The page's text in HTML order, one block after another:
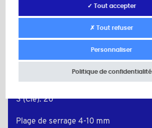
Couleur: gris RAL 7035
Matière: Polyamide (PA)
l: 12,0
S (Clé): 20
Plage de serrage 4-10 mm
✓ Tout accepter
✗ Tout refuser
Personnaliser
Politique de confidentialité